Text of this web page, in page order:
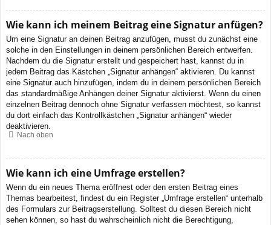
Wie kann ich meinem Beitrag eine Signatur anfügen?
Um eine Signatur an deinen Beitrag anzufügen, musst du zunächst eine
solche in den Einstellungen in deinem persönlichen Bereich entwerfen.
Nachdem du die Signatur erstellt und gespeichert hast, kannst du in
jedem Beitrag das Kästchen „Signatur anhängen“ aktivieren. Du kannst
eine Signatur auch hinzufügen, indem du in deinem persönlichen Bereich
das standardmäßige Anhängen deiner Signatur aktivierst. Wenn du einen
einzelnen Beitrag dennoch ohne Signatur verfassen möchtest, so kannst
du dort einfach das Kontrollkästchen „Signatur anhängen“ wieder
deaktivieren.
Nach oben
Wie kann ich eine Umfrage erstellen?
Wenn du ein neues Thema eröffnest oder den ersten Beitrag eines
Themas bearbeitest, findest du ein Register „Umfrage erstellen“ unterhalb
des Formulars zur Beitragserstellung. Solltest du diesen Bereich nicht
sehen können, so hast du wahrscheinlich nicht die Berechtigung,